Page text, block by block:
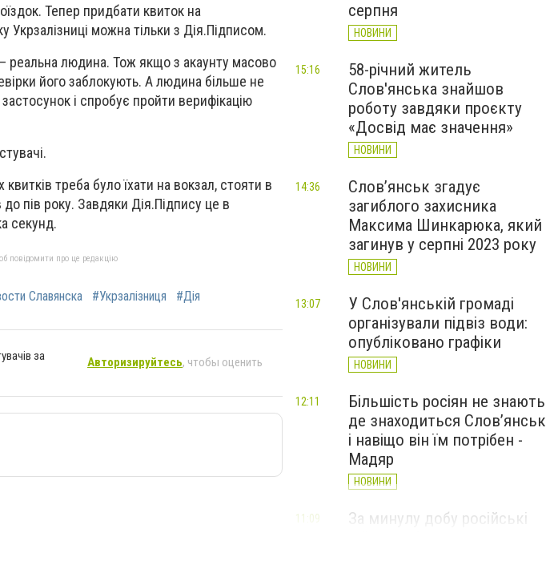
Тепер придбати квиток на
можна тільки з Дія.Підписом.
реальна людина. Тож якщо з акаунту масово
його заблокують. А людина більше не
і спробує пройти верифікацію
треба було їхати на вокзал, стояти в
пів року. Завдяки Дія.Підпису це в
секунд.
повідомити про це редакцію
Славянска #Укрзалізниця #Дія
за
Авторизируйтесь, чтобы оценить
серпня
НОВИНИ
58-річний житель
Слов'янська знайшов
роботу завдяки проєкту
«Досвід має значення»
НОВИНИ
15:16
Слов’янськ згадує
загиблого захисника
Максима Шинкарюка, який
загинув у серпні 2023 року
НОВИНИ
14:36
У Слов'янській громаді
організували підвіз води:
опубліковано графіки
НОВИНИ
13:07
Більшість росіян не знають
де знаходиться Слов’янськ
і навіщо він їм потрібен -
Мадяр
НОВИНИ
12:11
За минулу добу російські
11:09